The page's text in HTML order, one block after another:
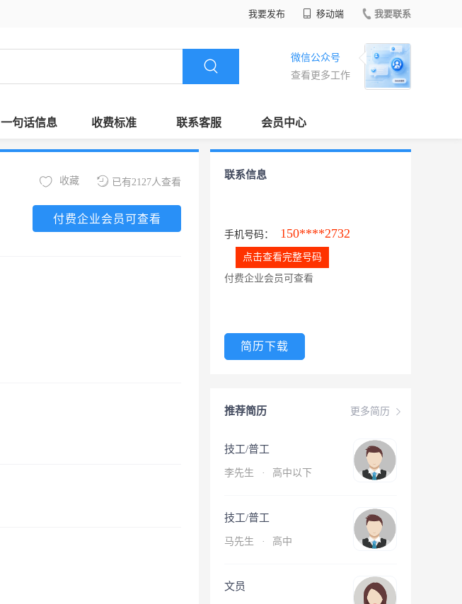
我要发布 移动端 我要联系
微信公众号
查看更多工作
一句话信息 收费标准 联系客服 会员中心
已有2127人查看
收藏
付费企业会员可查看
联系信息
手机号码： 150****2732
点击查看完整号码
付费企业会员可查看
简历下载
更多简历
推荐简历
技工/普工
李先生 · 高中以下
技工/普工
马先生 · 高中
文员